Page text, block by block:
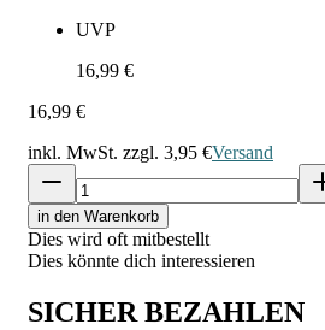
UVP
16,99 €
16,99 €
inkl. MwSt. zzgl. 3,95 €Versand
in den Warenkorb
Dies wird oft mitbestellt
Dies könnte dich interessieren
SICHER BEZAHLEN